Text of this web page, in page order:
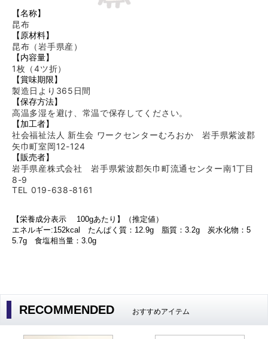
【名称】
昆布
【原材料】
昆布（岩手県産）
【内容量】
1枚（4ツ折）
【賞味期限】
製造日より365日間
【保存方法】
高温多湿を避け、常温で保存してください。
【加工者】
社会福祉法人 新生会 ワークセンターむろおか 岩手県紫波郡
矢巾町室岡12-124
【販売者】
岩手県産株式会社 岩手県紫波郡矢巾町流通センター南1丁目
8-9
TEL 019-638-8161
【栄養成分表示 100gあたり 】（推定値）
エネルギー:152kcal たんぱく質：12.9g 脂質：3.2g 炭水化物：5
5.7g 食塩相当量：3.0g
RECOMMENDED おすすめアイテム